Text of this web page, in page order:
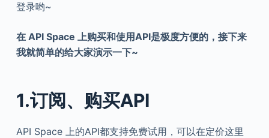
登录哟~
在 APISpace 上购买和使用API是极度方便的，接下来
我就简单的给大家演示一下~
1.订阅、购买API
API Space 上的API都支持免费试用，可以在定价这里